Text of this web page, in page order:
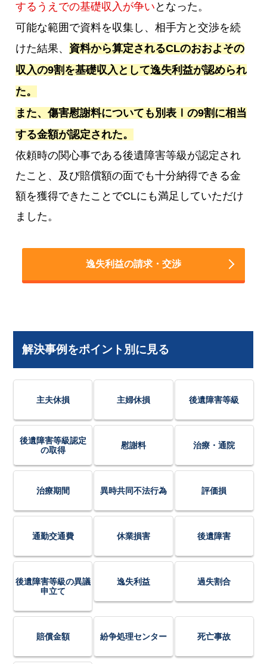
するうえでの基礎収入が争い となった。
可能な範囲で資料を収集し、相手方と交渉を続
けた結果、 資料から算定されるCLのおおよその
収入の9割を基礎収入として逸失利益が認められ
た。
また、傷害慰謝料についても別表Ⅰの9割に相当
する金額が認定された。
依頼時の関心事である後遺障害等級が認定され
たこと、及び賠償額の面でも十分納得できる金
額を獲得できたことでCLにも満足していただけ
ました。
逸失利益の請求・交渉
解決事例をポイント別に見る
主夫休損 主婦休損 後遺障害等級
後遺障害等級認定
の取得
慰謝料 治療・通院
治療期間 異時共同不法行為 評価損
通勤交通費 休業損害 後遺障害
後遺障害等級の異議
申立て
逸失利益 過失割合
賠償金額 紛争処理センター 死亡事故